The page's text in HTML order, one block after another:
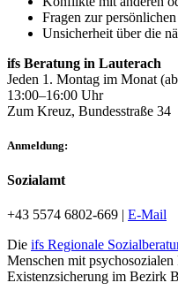
Fragen zur
Unsicherheit über die
ifs Beratung in Lauterach
Jeden 1. Montag im Monat
13:00–16:00 Uhr
Zum Kreuz, Bundesstraße 34
Anmeldung:
Sozialamt
+43 5574 6802-669 | E-Mail
Die ifs Regionale
Menschen mit
Existenzsicherung im Bezirk